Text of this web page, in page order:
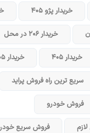
خریدار پژو ۴۰۵
خریدار ۲۰۶ در محل
خریدار ۴۰۵ خریدار ۴۰۵ در تهران
سریع ترین راه فروش پراید
فروش خودرو
فروش سریع